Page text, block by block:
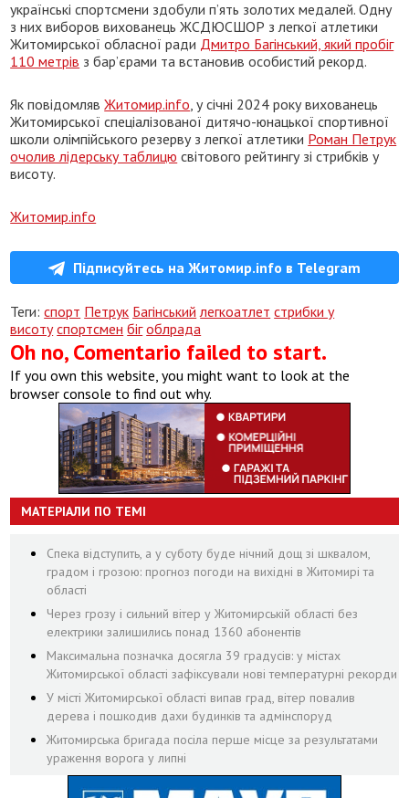
українські спортсмени здобули п’ять золотих медалей. Одну
з них виборов вихованець ЖСДЮСШОР з легкої атлетики
Житомирської обласної ради Дмитро Багінський, який пробіг
110 метрів з бар’єрами та встановив особистий рекорд.
Як повідомлявЖитомир.info , у січні 2024 року вихованець
Житомирської спеціалізованої дитячо-юнацької спортивної
школи олімпійського резерву з легкої атлетики Роман Петрук
очолив лідерську таблицю світового рейтингу зі стрибків у
висоту.
Житомир.info
Підписуйтесь на Житомир.info в Telegram
Теги:спорт Петрук Багінський легкоатлет стрибки у
висоту спортсмен біг облрада
Oh no, Comentario failed to start.
If you own this website, you might want to look at the
browser console to find out why.
МАТЕРІАЛИ ПО ТЕМІ
Спека відступить, а у суботу буде нічний дощ зі шквалом,
градом і грозою: прогноз погоди на вихідні в Житомирі та
області
Через грозу і сильний вітер у Житомирській області без
електрики залишились понад 1360 абонентів
Максимальна позначка досягла 39 градусів: у містах
Житомирської області зафіксували нові температурні рекорди
У місті Житомирської області випав град, вітер повалив
дерева і пошкодив дахи будинків та адмінспоруд
Житомирська бригада посіла перше місце за результатами
ураження ворога у липні